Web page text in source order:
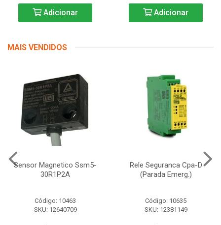
Adicionar Adicionar
MAIS VENDIDOS
Sensor Magnetico Ssm5-
30R1P2A
Código: 10463
SKU: 12640709
Rele Seguranca Cpa-D
(Parada Emerg.)
Código: 10635
SKU: 12381149